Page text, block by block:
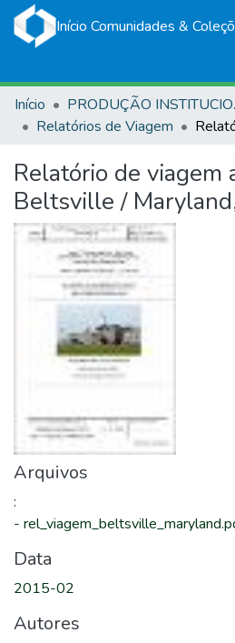
Início Comunidades &
Início
Relatórios de Viagem
Relatório de viagem
Beltsville /
Arquivos
:
-
Data
2015-02
Autores